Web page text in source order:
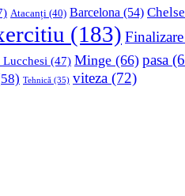
Atacanți (40) Barcelona (54)
(183) Finalizare
Lucchesi (47) Minge (66) pasa
Tehnică (35) viteza (72)